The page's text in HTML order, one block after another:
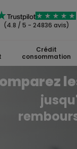
(4.8 / 5 - 24836 avis)
Crédit
consommation